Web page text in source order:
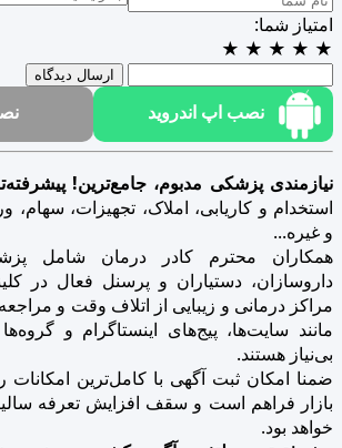
امتیاز شما:
★
★
★
★
★
ارسال دیدگاه
نصب اپ اندروید
نیازمندی پزشکی مدبوم، جامع‌ترین!
استخدام و کاریابی، املاک، تجهیزات،
و غیره...
همکاران محترم کادر درمان شامل
داروسازان، دستیاران و پرسنل فعال در
مراکز درمانی و زیبایی از اتلاف وقت و
مانند سایت‌ها، پیج‌های اینستاگرام و
بی‌نیاز هستند.
ضمنا امکان ثبت آگهی با کامل‌ترین امکانات
خواهد بود.